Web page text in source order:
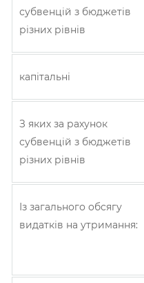
субвенцій з бюджетів
різних рівнів
капітальні
З яких за рахунок
субвенцій з бюджетів
різних рівнів
Із загального обсягу
видатків на утримання: